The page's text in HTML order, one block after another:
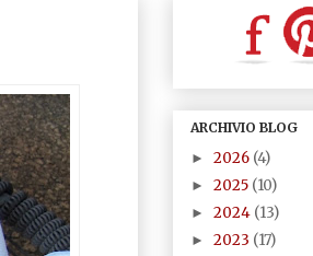
ARCHIVIO BLOG
► 2026 (4)
► 2025 (10)
► 2024 (13)
► 2023 (17)